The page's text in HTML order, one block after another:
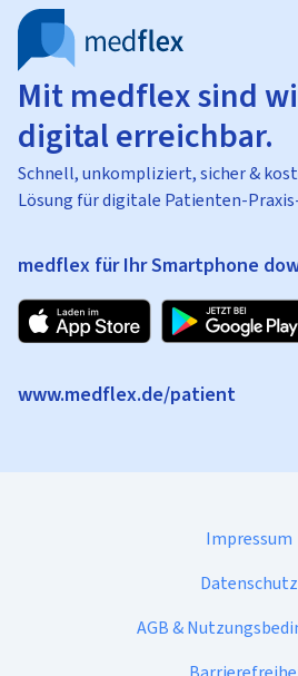
Mit medflex sind
digital erreichbar.
Schnell, unkompliziert, sicher &
Lösung für digitale Patienten-
medflex für Ihr Smartphone
www.medflex.de/patient
Impressum
Datenschutz
AGB &